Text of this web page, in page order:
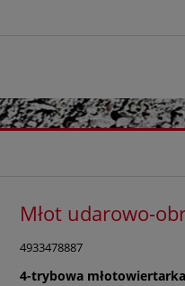
Młot udarowo-
4933478887
4-trybowa